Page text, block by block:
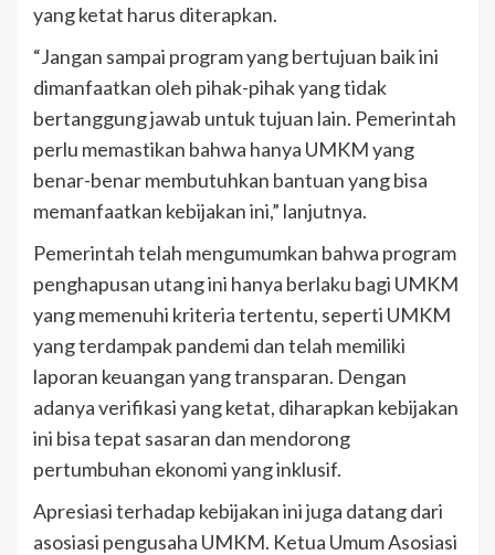
yang ketat harus diterapkan.
“Jangan sampai program yang bertujuan baik ini
dimanfaatkan oleh pihak-pihak yang tidak
bertanggung jawab untuk tujuan lain. Pemerintah
perlu memastikan bahwa hanya UMKM yang
benar-benar membutuhkan bantuan yang bisa
memanfaatkan kebijakan ini,” lanjutnya.
Pemerintah telah mengumumkan bahwa program
penghapusan utang ini hanya berlaku bagi UMKM
yang memenuhi kriteria tertentu, seperti UMKM
yang terdampak pandemi dan telah memiliki
laporan keuangan yang transparan. Dengan
adanya verifikasi yang ketat, diharapkan kebijakan
ini bisa tepat sasaran dan mendorong
pertumbuhan ekonomi yang inklusif.
Apresiasi terhadap kebijakan ini juga datang dari
asosiasi pengusaha UMKM. Ketua Umum Asosiasi